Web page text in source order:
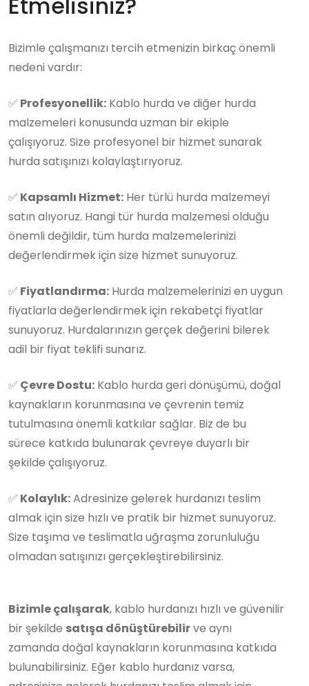
Bizimle çalışmanızı tercih etmenizin birkaç önemli
nedeni vardır:
✅ Profesyonellik: Kablo hurda ve diğer hurda
malzemeleri konusunda uzman bir ekiple
çalışıyoruz. Size profesyonel bir hizmet sunarak
hurda satışınızı kolaylaştırıyoruz.
✅ Kapsamlı Hizmet: Her türlü hurda malzemeyi
satın alıyoruz. Hangi tür hurda malzemesi olduğu
önemli değildir, tüm hurda malzemelerinizi
değerlendirmek için size hizmet sunuyoruz.
✅ Fiyatlandırma: Hurda malzemelerinizi en uygun
fiyatlarla değerlendirmek için rekabetçi fiyatlar
sunuyoruz. Hurdalarınızın gerçek değerini bilerek
adil bir fiyat teklifi sunarız.
✅ Çevre Dostu: Kablo hurda geri dönüşümü, doğal
kaynakların korunmasına ve çevrenin temiz
tutulmasına önemli katkılar sağlar. Biz de bu
sürece katkıda bulunarak çevreye duyarlı bir
şekilde çalışıyoruz.
✅ Kolaylık:Adresinize gelerek hurdanızı teslim
almak için size hızlı ve pratik bir hizmet sunuyoruz.
Size taşıma ve teslimatla uğraşma zorunluluğu
olmadan satışınızı gerçekleştirebilirsiniz.
Bizimle çalışarak, kablo hurdanızı hızlı ve güvenilir
bir şekilde satışa dönüştürebilirve aynı
zamanda doğal kaynakların korunmasına katkıda
bulunabilirsiniz. Eğer kablo hurdanız varsa,